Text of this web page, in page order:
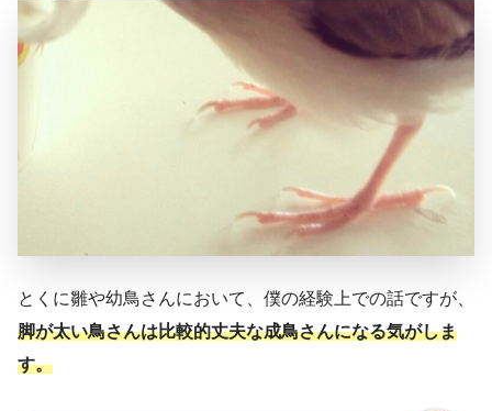
とくに雛や幼鳥さんにおいて、僕の経験上での話ですが、
脚が太い鳥さんは比較的丈夫な成鳥さんになる気がしま
す。